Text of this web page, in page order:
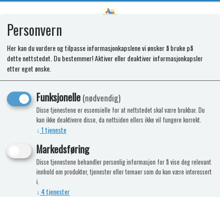
SR OVERLAY LED
Personvern
Her kan du vurdere og tilpasse informasjonkapslene vi ønsker å bruke på
dette nettstedet. Du bestemmer! Aktiver eller deaktiver informasjonkapsler
etter eget ønske.
Funksjonelle(nødvendig)
Disse tjenestene er essensielle for at nettstedet skal være brukbar. Du
kan ikke deaktivere disse, da nettsiden ellers ikke vil fungere korrekt.
↓ 1tjeneste
Markedsføring
Disse tjenestene behandler personlig informasjon for å vise deg relevant
innhold om produkter, tjenester eller temaer som du kan være interessert
i.
↓ 4tjenester